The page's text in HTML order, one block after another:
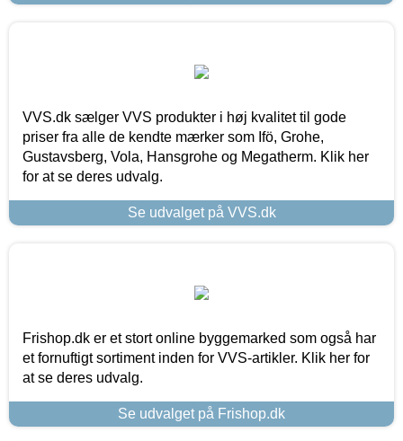
VVS.dk sælger VVS produkter i høj kvalitet til gode
priser fra alle de kendte mærker som Ifö, Grohe,
Gustavsberg, Vola, Hansgrohe og Megatherm. Klik her
for at se deres udvalg.
Se udvalget på VVS.dk
Frishop.dk er et stort online byggemarked som også har
et fornuftigt sortiment inden for VVS-artikler. Klik her for
at se deres udvalg.
Se udvalget på Frishop.dk